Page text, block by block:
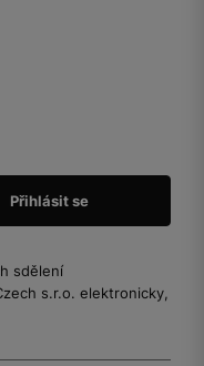
sdělení
s.r.o. elektronicky,